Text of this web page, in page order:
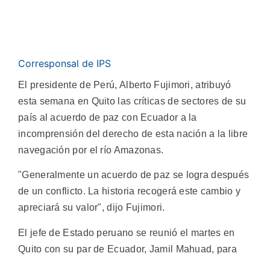
Corresponsal de IPS
El presidente de Perú, Alberto Fujimori, atribuyó
esta semana en Quito las críticas de sectores de su
país al acuerdo de paz con Ecuador a la
incomprensión del derecho de esta nación a la libre
navegación por el río Amazonas.
"Generalmente un acuerdo de paz se logra después
de un conflicto. La historia recogerá este cambio y
apreciará su valor", dijo Fujimori.
El jefe de Estado peruano se reunió el martes en
Quito con su par de Ecuador, Jamil Mahuad, para